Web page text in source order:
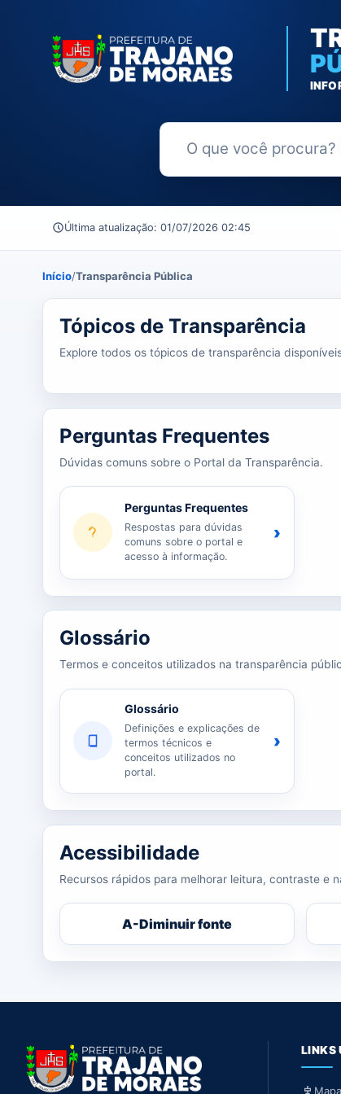
Buscar no Portal da
Última atualização: 01/07/2026 02:45
Início/Transparência Pública
39 tópicos carregados do banco de dados.
Tópicos de Transparência
Explore todos os tópicos de transparência
Perguntas Frequentes
Dúvidas comuns sobre o Portal da Transparência.
Perguntas Frequentes
Respostas para dúvidas
comuns sobre o portal e
acesso à informação.
›
Glossário
Termos e conceitos utilizados na transparência
Glossário
Definições e explicações de
termos técnicos e
conceitos utilizados no
portal.
›
Acessibilidade
Recursos rápidos para melhorar leitura, contraste e
A-Diminuir fonte
LINKS